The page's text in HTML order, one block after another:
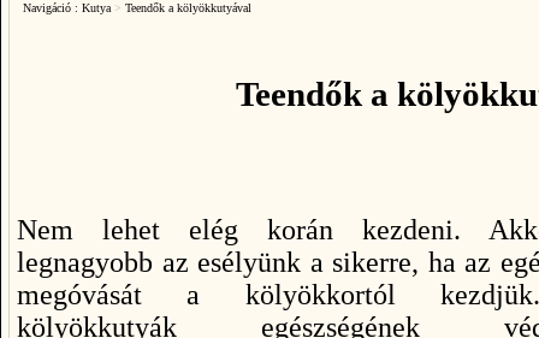
Navigáció : Kutya > Teendők a kölyökkutyával
Teendők a
Nem lehet elég korán kezdeni.
legnagyobb az esélyünk a sikerre, ha az
megóvását a kölyökkortól
kölyökkutyák egészségének